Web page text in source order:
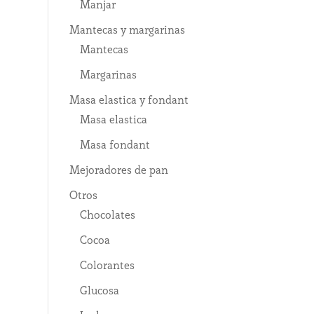
Manjar
Mantecas y margarinas
Mantecas
Margarinas
Masa elastica y fondant
Masa elastica
Masa fondant
Mejoradores de pan
Otros
Chocolates
Cocoa
Colorantes
Glucosa